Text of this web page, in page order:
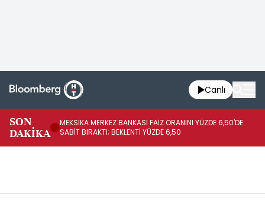
Canlı
SON
DAKİKA
MEKSİKA MERKEZ BANKASI FAİZ ORANINI YÜZDE 6,50'DE
SABİT BIRAKTI; BEKLENTİ YÜZDE 6,50